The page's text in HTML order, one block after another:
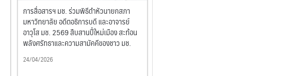
การสื่อสารฯ มช. ร่วมพิธีดำหัวนายกสภา
มหาวิทยาลัย อดีตอธิการบดี และอาจารย์
อาวุโส มช. 2569 สืบสานปี๋ใหม่เมือง สะท้อน
พลังศรัทธาและความสามัคคีของชาว มช.
24/04/2026